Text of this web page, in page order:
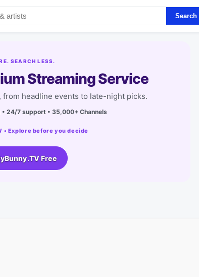
Search
SEARCH LESS.
Streaming Service
headline events to late-night picks.
24/7 support • 35,000+ Channels
• Explore before you decide
Free